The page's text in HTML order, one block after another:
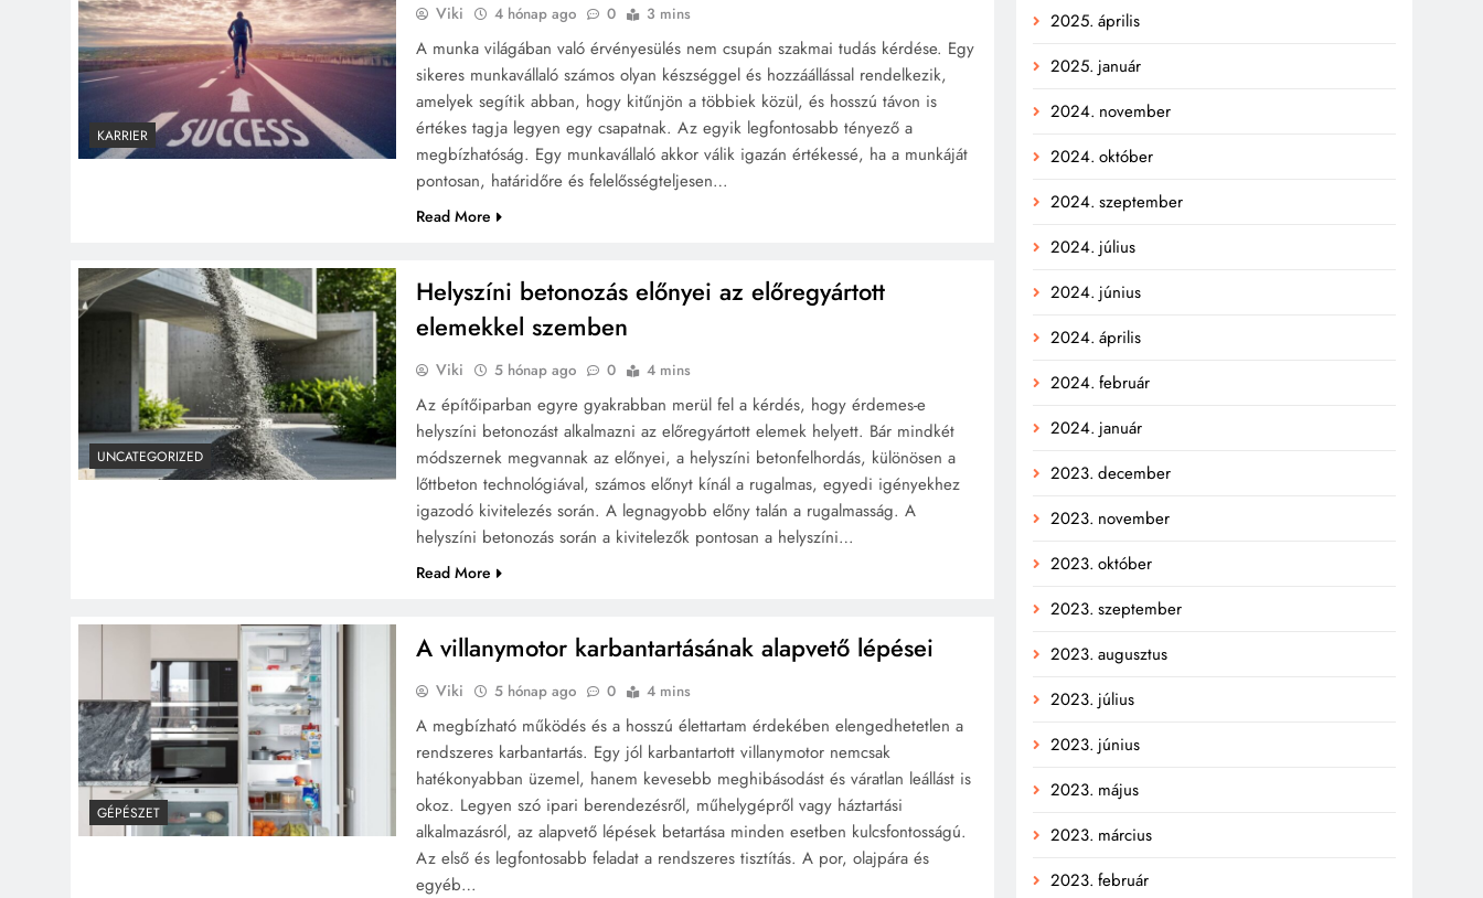
KARRIER
Viki 4 hónap ago 0 3 mins
A munka világában való érvényesülés nem csupán szakmai tudás kérdése. Egy
sikeres munkavállaló számos olyan készséggel és hozzáállással rendelkezik,
amelyek segítik abban, hogy kitűnjön a többiek közül, és hosszú távon is
értékes tagja legyen egy csapatnak. Az egyik legfontosabb tényező a
megbízhatóság. Egy munkavállaló akkor válik igazán értékessé, ha a munkáját
pontosan, határidőre és felelősségteljesen…
Read More
UNCATEGORIZED
Helyszíni betonozás előnyei az előregyártott
elemekkel szemben
Viki 5 hónap ago 0 4 mins
Az építőiparban egyre gyakrabban merül fel a kérdés, hogy érdemes-e
helyszíni betonozást alkalmazni az előregyártott elemek helyett. Bár mindkét
módszernek megvannak az előnyei, a helyszíni betonfelhordás, különösen a
lőttbeton technológiával, számos előnyt kínál a rugalmas, egyedi igényekhez
igazodó kivitelezés során. A legnagyobb előny talán a rugalmasság. A
helyszíni betonozás során a kivitelezők pontosan a helyszíni…
Read More
GÉPÉSZET
A villanymotor karbantartásának alapvető lépései
Viki 5 hónap ago 0 4 mins
A megbízható működés és a hosszú élettartam érdekében elengedhetetlen a
rendszeres karbantartás. Egy jól karbantartott villanymotor nemcsak
hatékonyabban üzemel, hanem kevesebb meghibásodást és váratlan leállást is
okoz. Legyen szó ipari berendezésről, műhelygépről vagy háztartási
alkalmazásról, az alapvető lépések betartása minden esetben kulcsfontosságú.
Az első és legfontosabb feladat a rendszeres tisztítás. A por, olajpára és
egyéb…
2025. április
2025. január
2024. november
2024. október
2024. szeptember
2024. július
2024. június
2024. április
2024. február
2024. január
2023. december
2023. november
2023. október
2023. szeptember
2023. augusztus
2023. július
2023. június
2023. május
2023. március
2023. február